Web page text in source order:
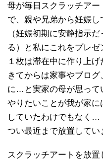
母が毎日スクラッチアー
で、親や兄弟から妊娠
（妊娠初期に安静指示
る）と私にこれをプレゼ
１枚は滞在中に作り上
きてからは家事やブロ
に…と実家の母が思って
やりたいことが我が家
していたわけでもなく…
つい最近まで放置してい
スクラッチアートを放